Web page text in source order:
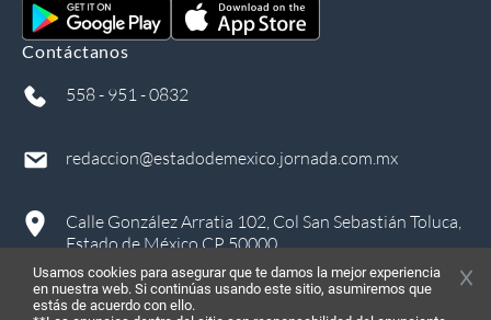
Contáctanos
558 - 951 - 0832
redaccion@estadodemexico.jornada.com.mx
Calle González Arratia 102, Col San Sebastián Toluca,
Estado de México CP 50000
Usamos cookies para asegurar que te damos la mejor experiencia
en nuestra web. Si continúas usando este sitio, asumiremos que
estás de acuerdo con ello.